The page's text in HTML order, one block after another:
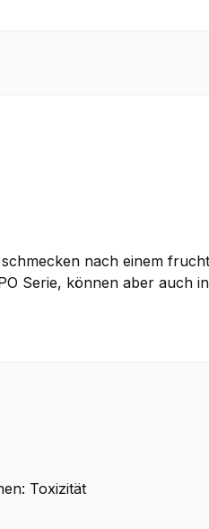
nach einem
Serie, können aber auch
Toxizität